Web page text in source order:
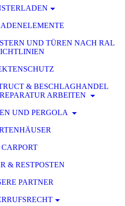
UND TÜREN NACH RAL
& BESCHLAGHANDEL
ARBEITEN
UND PERGOLA
CARPORT
& RESTPOSTEN
PARTNER